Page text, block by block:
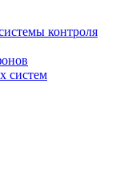
контроля
систем